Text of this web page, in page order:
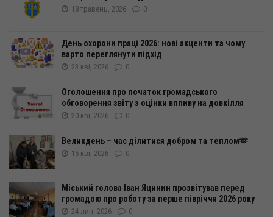
18 травень, 2026 0
День охорони праці 2026: нові акценти та чому
варто переглянути підхід
23 кві, 2026 0
Оголошення про початок громадського
обговорення звіту з оцінки впливу на довкілля
20 кві, 2026 0
Великдень – час ділитися добром та теплом🫶
15 кві, 2026 0
Міський голова Іван Яцинин прозвітував перед
громадою про роботу за перше півріччя 2026 року
24 лип, 2026 0